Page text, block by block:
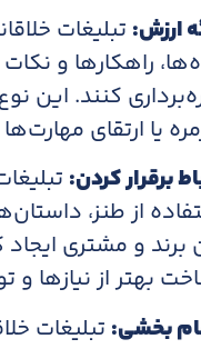
ارزش: تبلیغات
راهکارها و
کنند. این
یا ارتقای
برقرار کردن:
از طنز،
برند و مشتری ایجاد
بهتر از نیازها
بخشی: تبلیغات